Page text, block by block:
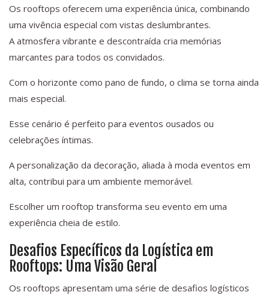
Os rooftops oferecem uma experiência única, combinando
uma vivência especial com vistas deslumbrantes.
A atmosfera vibrante e descontraída cria memórias
marcantes para todos os convidados.
Com o horizonte como pano de fundo, o clima se torna ainda
mais especial.
Esse cenário é perfeito para eventos ousados ou
celebrações íntimas.
A personalização da decoração, aliada à moda eventos em
alta, contribui para um ambiente memorável.
Escolher um rooftop transforma seu evento em uma
experiência cheia de estilo.
Desafios Específicos da Logística em
Rooftops: Uma Visão Geral
Os rooftops apresentam uma série de desafios logísticos